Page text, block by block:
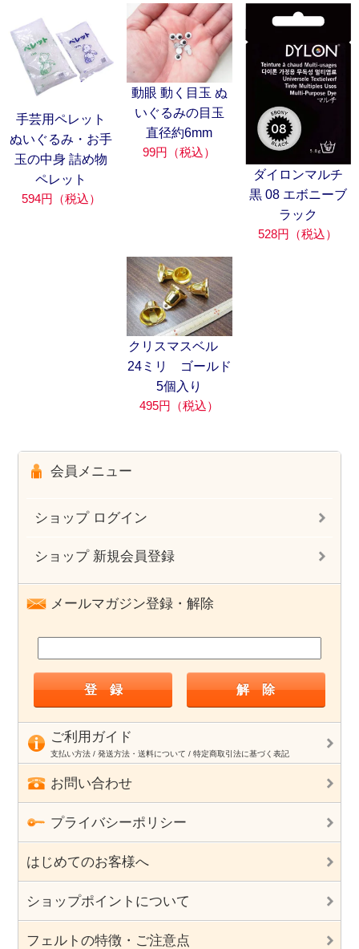
手芸用ペレット
ぬいぐるみ・お手
玉の中身 詰め物
ペレット
594円（税込）
動眼 動く目玉 ぬ
いぐるみの目玉
直径約6mm
99円（税込）
ダイロンマルチ
黒 08 エボニーブ
ラック
528円（税込）
クリスマスベル
24ミリ ゴールド
5個入り
495円（税込）
会員メニュー
ショップ ログイン
ショップ 新規会員登録
メールマガジン登録・解除
ご利用ガイド
支払い方法 / 発送方法・送料について / 特定商取引法に基づく表記
お問い合わせ
プライバシーポリシー
はじめてのお客様へ
ショップポイントについて
フェルトの特徴・ご注意点